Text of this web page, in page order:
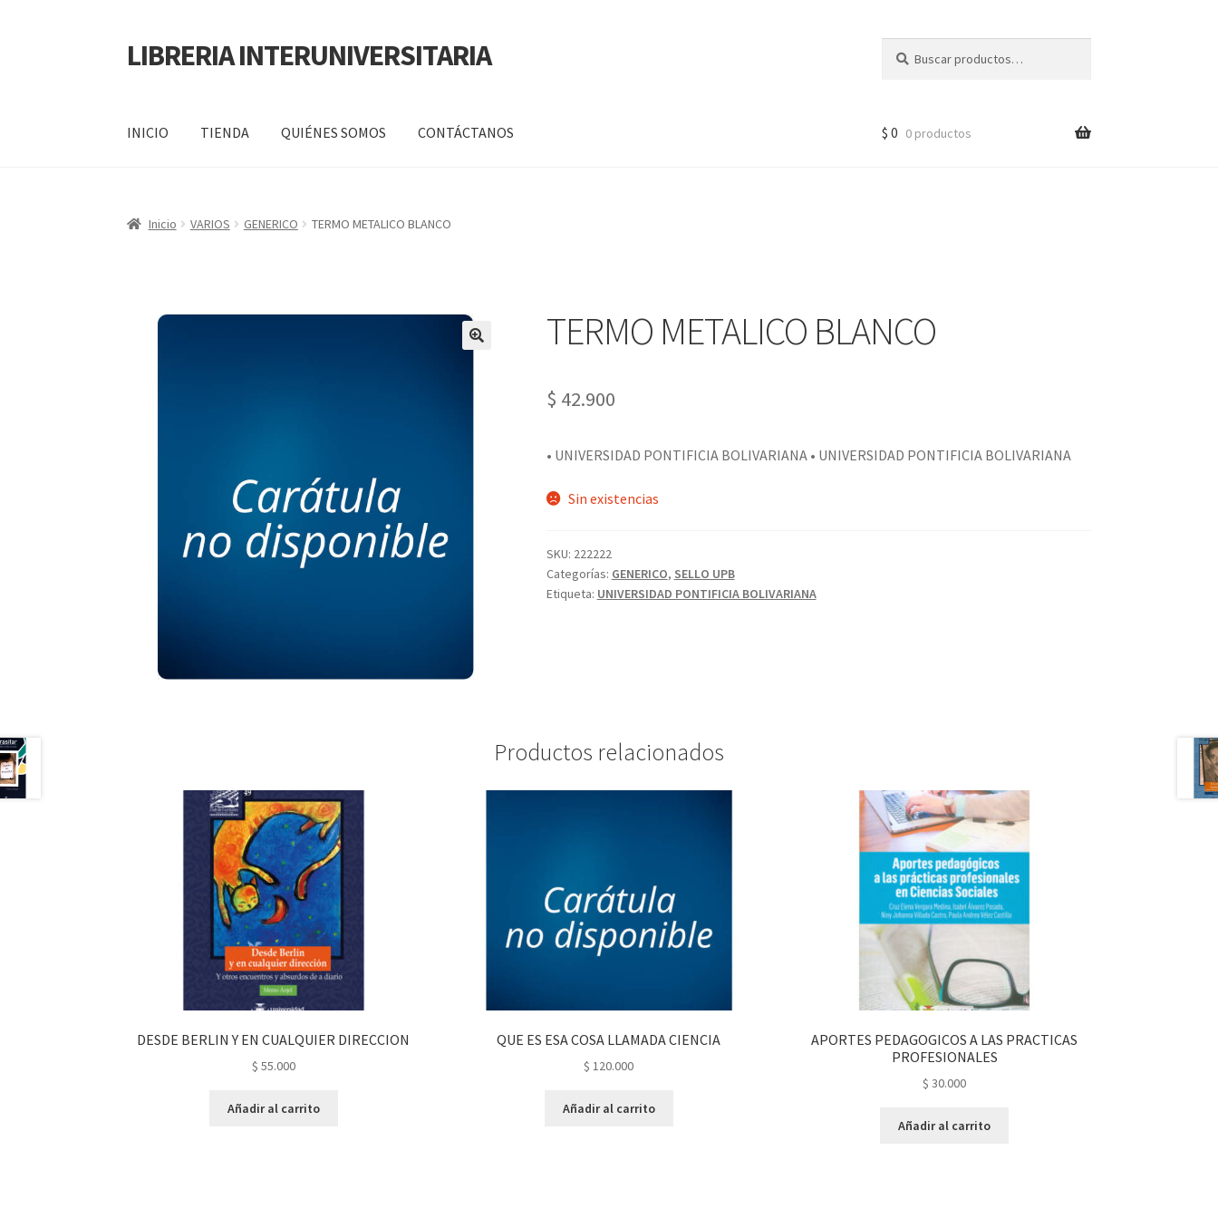
LIBRERIA INTERUNIVERSITARIA
INICIO TIENDA QUIÉNES SOMOS CONTÁCTANOS $ 0 0 productos
Inicio VARIOS GENERICO TERMO METALICO BLANCO
TERMO METALICO BLANCO
$ 42.900
• UNIVERSIDAD PONTIFICIA BOLIVARIANA • UNIVERSIDAD PONTIFICIA BOLIVARIANA
Sin existencias
SKU: 222222
Categorías: GENERICO, SELLO UPB
Etiqueta: UNIVERSIDAD PONTIFICIA BOLIVARIANA
Productos relacionados
DESDE BERLIN Y EN CUALQUIER DIRECCION
$ 55.000
Añadir al carrito
QUE ES ESA COSA LLAMADA CIENCIA
$ 120.000
Añadir al carrito
APORTES PEDAGOGICOS A LAS PRACTICAS
PROFESIONALES
$ 30.000
Añadir al carrito